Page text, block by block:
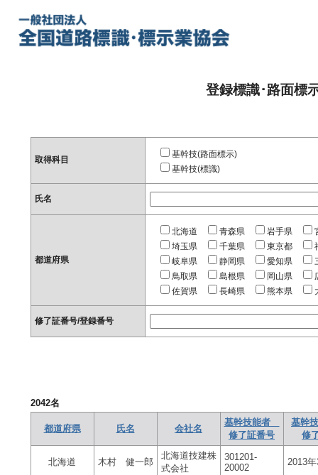
登録標識･路面標
取得科目
基幹技(路面標示)
基幹技(標識)
氏名
都道府県
北海道 青森県 岩手県
埼玉県
千葉県 東京都
岐阜県
静岡県 愛知県
鳥取県
島根県 岡山県
佐賀県
長崎県 熊本県
修了証番号/登録番号
2042名
都道府県 氏名 会社名
基幹技能者
修了証番号
基幹
修
北海道 木村 健一郎
北海道技建株
式会社
301201-
20002
2013